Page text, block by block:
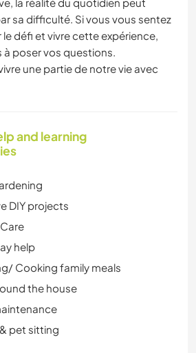
sa difficulté. Si vous vous sentez
le défi et vivre cette expérience,
à poser vos questions.
une partie de notre vie avec
and learning
DIY projects
help
Cooking family meals
the house
pet sitting